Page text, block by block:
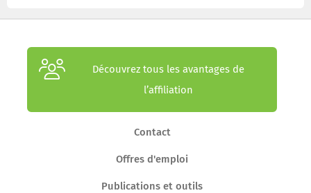
Découvrez tous les avantages de
l’affiliation
Contact
Offres d'emploi
Publications et outils